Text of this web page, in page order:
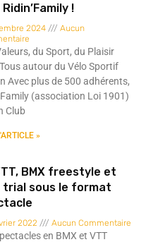
!
2024
Aucun
du Sport, du Plaisir
autour du Vélo Sportif
Avec plus de 500 adhérents,
(association Loi 1901)
Club
»
BMX freestyle et
trial sous le format
2022 Aucun Commentaire
en BMX et VTT